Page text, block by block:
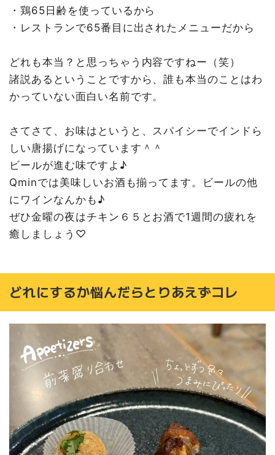
・鶏65日齢を使っているから
・レストランで65番目に出されたメニューだから
どれも本当？と思っちゃう内容ですねー（笑）
諸説あるということですから、誰も本当のことはわ
かっていない面白い名前です。
さてさて、お味はというと、スパイシーでインドら
しい唐揚げになっています＾＾
ビールが進む味ですよ♪
Qminでは美味しいお酒も揃ってます。ビールの他
にワインなんかも♪
ぜひ金曜の夜はチキン６５とお酒で1週間の疲れを
癒しましょう♡
どれにするか悩んだらとりあえずコレ